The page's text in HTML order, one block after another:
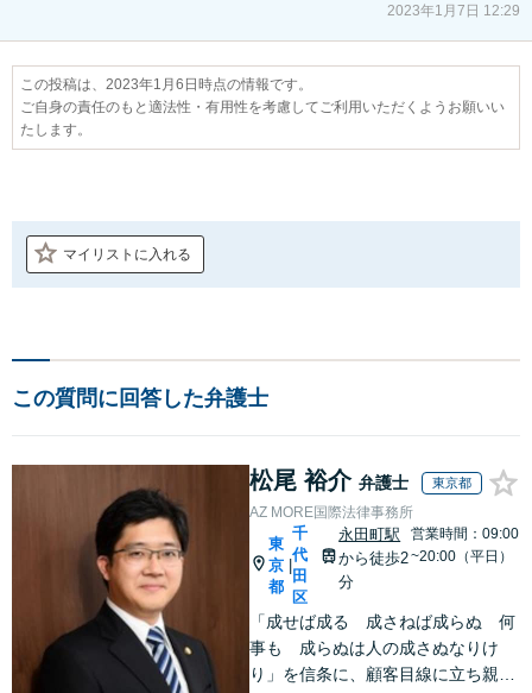
2023年1月7日 12:29
この投稿は、2023年1月6日時点の情報です。
ご自身の責任のもと適法性・有用性を考慮してご利用いただくようお願いい
たします。
マイリストに入れる
この質問に回答した弁護士
松尾 裕介 弁護士 東京都
AZ MORE国際法律事務所
東
京
都
千
代
田
区
永田町駅
から徒歩2
分
営業時間：09:00
~20:00（平日）
「成せば成る 成さねば成らぬ 何
事も 成らぬは人の成さぬなりけ
り」を信条に、顧客目線に立ち親身